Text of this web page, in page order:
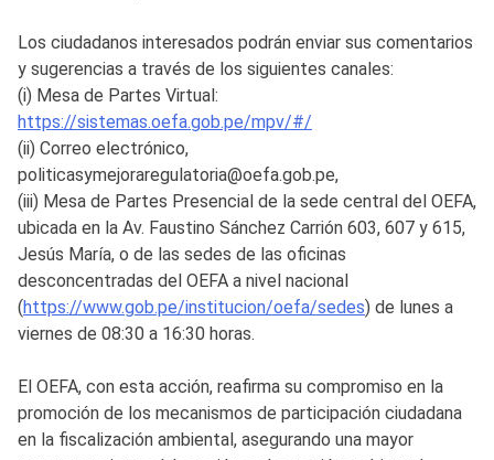
Los ciudadanos interesados podrán enviar sus comentarios
y sugerencias a través de los siguientes canales:
(i) Mesa de Partes Virtual:
https://sistemas.oefa.gob.pe/mpv/#/
(ii) Correo electrónico,
politicasymejoraregulatoria@oefa.gob.pe,
(iii) Mesa de Partes Presencial de la sede central del OEFA,
ubicada en la Av. Faustino Sánchez Carrión 603, 607 y 615,
Jesús María, o de las sedes de las oficinas
desconcentradas del OEFA a nivel nacional
(https://www.gob.pe/institucion/oefa/sedes) de lunes a
viernes de 08:30 a 16:30 horas.
El OEFA, con esta acción, reafirma su compromiso en la
promoción de los mecanismos de participación ciudadana
en la fiscalización ambiental, asegurando una mayor